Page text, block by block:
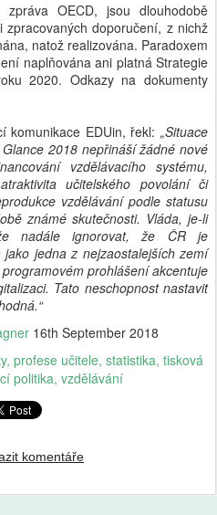
zpráva OECD, jsou dlouhodobě
doporučení, z nichž
natož realizována. Paradoxem
naplňována ani platná Strategie
2020. Odkazy na dokumenty
komunikace EDUin, řekl: „Situace
2018 nepřináší žádné nové
vzdělávacího systému,
učitelského povolání či
vzdělávání podle statusu
známé skutečnosti. Vláda, je-li
nadále ignorovat, že ČR je
jedna z nejzaostalejších zemí
prohlášení akcentuje
Tato neschopnost nastavit
16th September 2018
profese učitele statistika tisková
politika vzdělávání
komentáře